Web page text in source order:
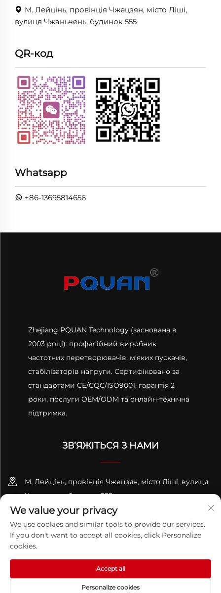
М. Лейцінь, провінція Чжецзян, місто Ліші,
вулиця Чжаньчень, будинок 555
QR-код
Whatsapp
+86-13695814656
Zhejiang PQUAN Technology (заснована в
2003 році): професійний виробник
частотних перетворювачів, м’яких пускачів,
стабілізаторів напруги. Сертифіковано за
стандартами CE/CQC/ISO9001, гарантія 2
роки, послуги OEM/ODM та онлайн-технічна
підтримка.
ЗВ’ЯЖІТЬСЯ З НАМИ
М. Лейцінь, провінція Чжецзян, місто Ліші, вулиця
Чжаньчень, будинок 555
+86-13695814656
[email protected]
Авторське право © 2026 ZHEJIANG PQUAN Technology Co.
Ltd. Усі права захищені. Політика конфіденційності
We value your privacy
We use cookies and similar tools to provide our services.
If you don't want to accept all cookies, click Personalize
cookies.
Personalize cookies
Accept all